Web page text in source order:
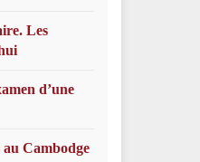
Les
d’une
Cambodge